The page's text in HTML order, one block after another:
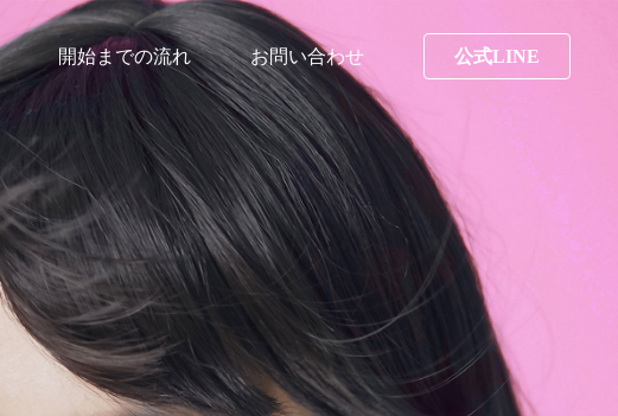
開始までの流れ お問い合わせ 公式LINE